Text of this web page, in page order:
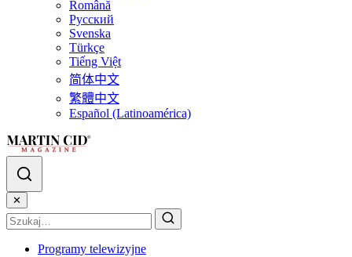
Română
Русский
Svenska
Türkçe
Tiếng Việt
简体中文
繁體中文
Español (Latinoamérica)
✕
Programy telewizyjne